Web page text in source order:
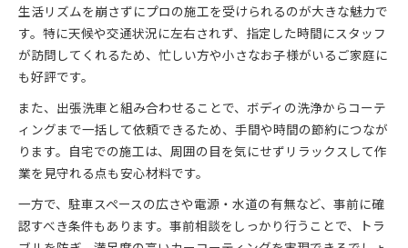
生活リズムを崩さずにプロの施工を受けられるのが大きな魅力で
す。特に天候や交通状況に左右されず、指定した時間にスタッフ
が訪問してくれるため、忙しい方や小さなお子様がいるご家庭に
も好評です。
また、出張洗車と組み合わせることで、ボディの洗浄からコーテ
ィングまで一括して依頼できるため、手間や時間の節約につなが
ります。自宅での施工は、周囲の目を気にせずリラックスして作
業を見守れる点も安心材料です。
一方で、駐車スペースの広さや電源・水道の有無など、事前に確
認すべき条件もあります。事前相談をしっかり行うことで、トラ